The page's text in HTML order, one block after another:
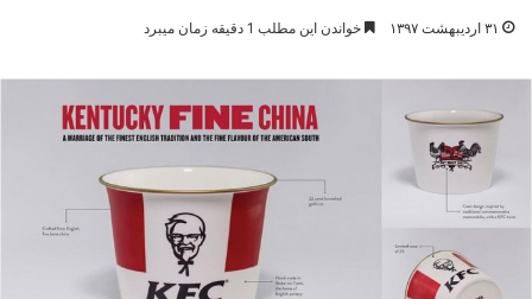
۳۱ اردیبهشت ۱۳۹۷ خواندن این مطلب 1 دقیقه زمان میبرد